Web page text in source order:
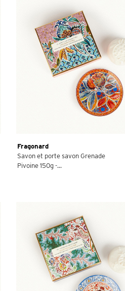
Fragonard
Savon et porte savon Grenade
Pivoine 150g -...